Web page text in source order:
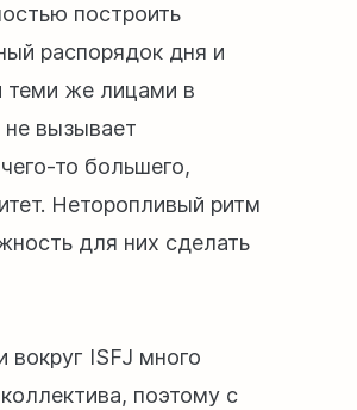
построить
распорядок дня и
теми же лицами в
не вызывает
то большего,
Неторопливый ритм
для них сделать
ISFJ много
поэтому с